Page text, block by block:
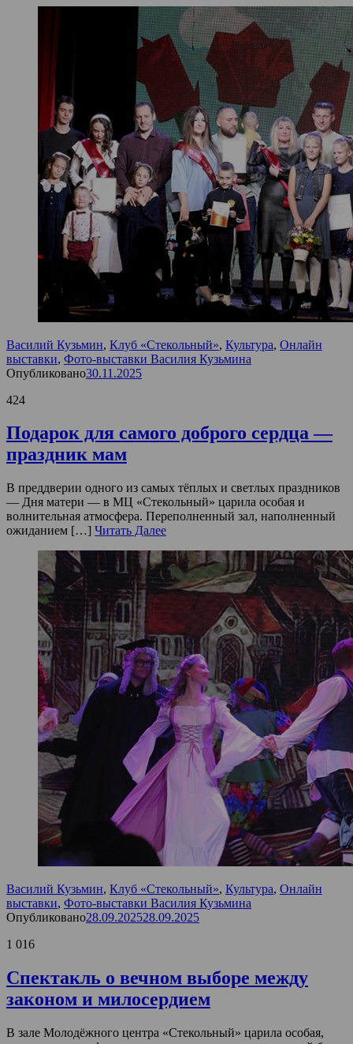
Василий Кузьмин, Клуб «Стекольный», Культура, Онлайн
выставки, Фото-выставки Василия Кузьмина
Опубликовано30.11.2025
424
Подарок для самого доброго сердца —
праздник мам
В преддверии одного из самых тёплых и светлых праздников
— Дня матери — в МЦ «Стекольный» царила особая и
волнительная атмосфера. Переполненный зал, наполненный
ожиданием […] Читать Далее
Василий Кузьмин, Клуб «Стекольный», Культура, Онлайн
выставки, Фото-выставки Василия Кузьмина
Опубликовано28.09.202528.09.2025
1 016
Спектакль о вечном выборе между
законом и милосердием
В зале Молодёжного центра «Стекольный» царила особая,